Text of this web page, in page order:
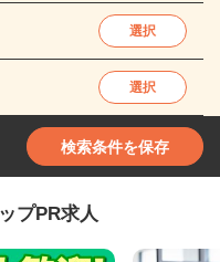
選択
選択
検索条件を保存
プPR求人